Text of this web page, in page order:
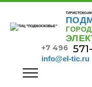
ТУРИСТСКО-
+7 496
info@el-tic.ru